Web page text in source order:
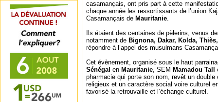
casamançais, ont pris part à cette
chaque année les ressortissants de l’union
Casamançais de Mauritanie.
Ils étaient des centaines de pèlerins, venus
notamment de Bignona, Dakar, Kolda,
répondre à l’appel des musulmans
Cet évènement, organisé sous le haut
Sénégal en Mauritanie, SEM Mamadou Tall
pharmacie qui porte son nom, revêt un double
religieux et un caractère social voire culturel
favorisé la retrouvaille et l’échange culturel.